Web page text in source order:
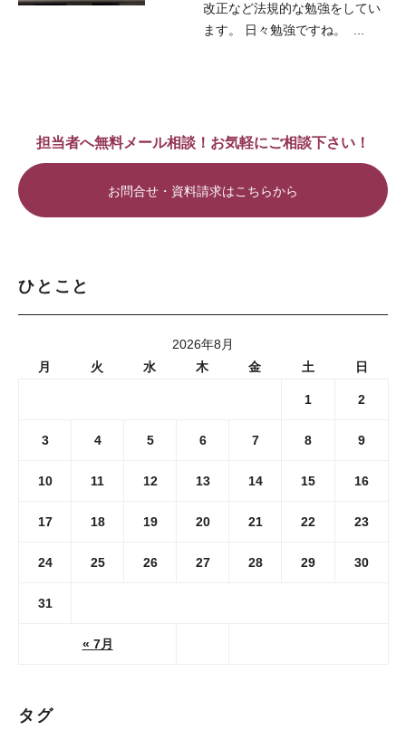
改正など法規的な勉強をしてい
ます。 日々勉強ですね。 ...
担当者へ無料メール相談！お気軽にご相談下さい！
お問合せ・資料請求はこちらから
ひとこと
2026年8月
月
火 水 木 金 土 日
« 7月
1 2
3 4 5 6 7 8 9
10 11 12 13 14 15 16
17 18 19 20 21 22 23
24 25 26 27 28 29 30
31
タグ